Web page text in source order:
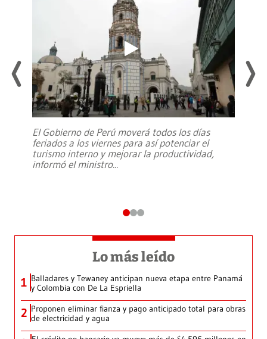
El Gobierno de Perú moverá todos los días
feriados a los viernes para así potenciar el
turismo interno y mejorar la productividad,
informó el ministro...
Lo más leído
1 Balladares y Tewaney anticipan nueva etapa entre Panamá
y Colombia con De La Espriella
2 Proponen eliminar fianza y pago anticipado total para obras
de electricidad y agua